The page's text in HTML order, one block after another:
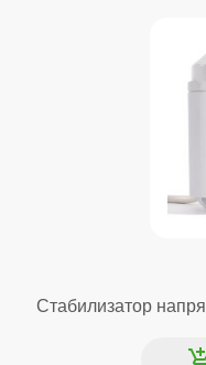
Стабилизатор